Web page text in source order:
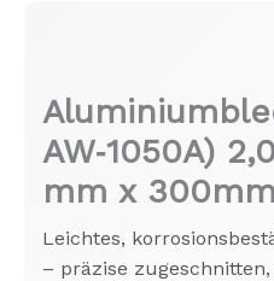
AW‑1050A)
mm x 300mm
Leichtes,
– präzise